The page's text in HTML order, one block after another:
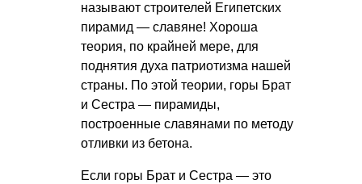
называют строителей Египетских
пирамид — славяне! Хороша
теория, по крайней мере, для
поднятия духа патриотизма нашей
страны. По этой теории, горы Брат
и Сестра — пирамиды,
построенные славянами по методу
отливки из бетона.
Если горы Брат и Сестра — это